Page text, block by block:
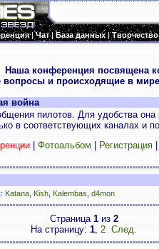
|Чат|База данных|Творчество
Наша конференция посвящена
вопросы и происходящие в
война
пилотов. Для удобства
в соответствующих каналах и
| Фотоальбом Регистрация
Katana Kish Kalembas d4mon
Страница 1из 2
На страницу: 1, 2 След.